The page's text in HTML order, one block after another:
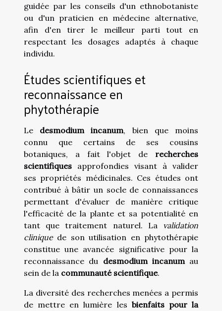
guidée par les conseils d'un ethnobotaniste
ou d'un praticien en médecine alternative,
afin d'en tirer le meilleur parti tout en
respectant les dosages adaptés à chaque
individu.
Études scientifiques et
reconnaissance en
phytothérapie
Le desmodium incanum, bien que moins
connu que certains de ses cousins
botaniques, a fait l'objet de recherches
scientifiques approfondies visant à valider
ses propriétés médicinales. Ces études ont
contribué à bâtir un socle de connaissances
permettant d'évaluer de manière critique
l'efficacité de la plante et sa potentialité en
tant que traitement naturel. La validation
cliniquede son utilisation en phytothérapie
constitue une avancée significative pour la
reconnaissance du desmodium incanumau
sein de la communauté scientifique.
La diversité des recherches menées a permis
de mettre en lumière les bienfaits pour la